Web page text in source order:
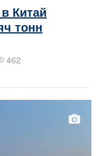
Китай
тонн
462